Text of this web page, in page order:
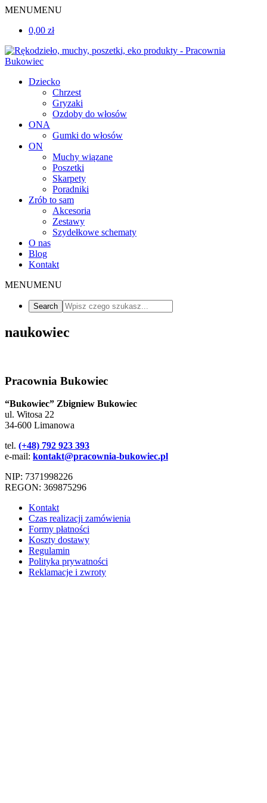
MENUMENU
0,00 zł
Dziecko
Chrzest
Gryzaki
Ozdoby do włosów
ONA
Gumki do włosów
ON
Muchy wiązane
Poszetki
Skarpety
Poradniki
Zrób to sam
Akcesoria
Zestawy
Szydełkowe schematy
O nas
Blog
Kontakt
MENUMENU
naukowiec
Pracownia Bukowiec
“Bukowiec” Zbigniew Bukowiec
ul. Witosa 22
34-600 Limanowa
tel. (+48) 792 923 393
e-mail: kontakt@pracownia-bukowiec.pl
NIP: 7371998226
REGON: 369875296
Kontakt
Czas realizacji zamówienia
Formy płatności
Koszty dostawy
Regulamin
Polityka prywatności
Reklamacje i zwroty